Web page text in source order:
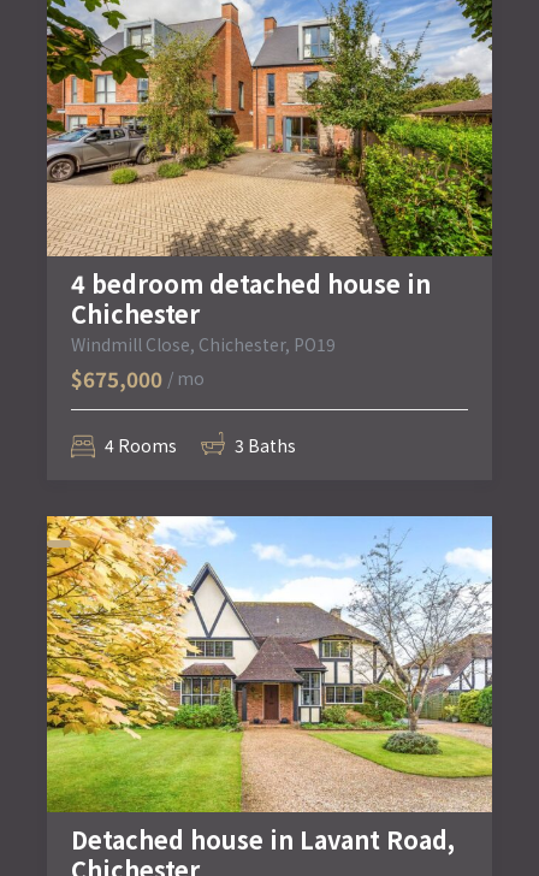
4 bedroom detached house in
Chichester
Windmill Close, Chichester, PO19
$675,000 / mo
4 Rooms 3 Baths
Detached house in Lavant Road,